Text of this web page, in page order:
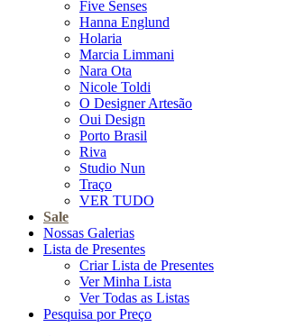
Five Senses
Hanna Englund
Holaria
Marcia Limmani
Nara Ota
Nicole Toldi
O Designer Artesão
Oui Design
Porto Brasil
Riva
Studio Nun
Traço
VER TUDO
Sale
Nossas Galerias
Lista de Presentes
Criar Lista de Presentes
Ver Minha Lista
Ver Todas as Listas
Pesquisa por Preço